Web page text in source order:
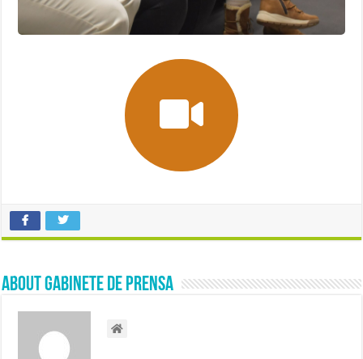
About Gabinete de Prensa